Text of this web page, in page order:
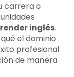
carrera o
inglés.
el dominio
profesional
de manera